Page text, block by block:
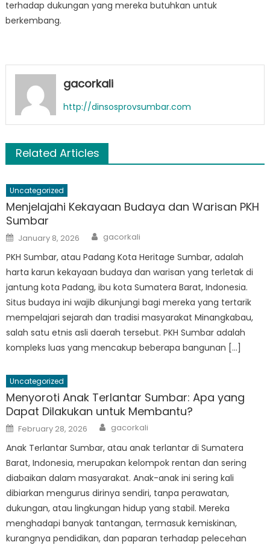
terhadap dukungan yang mereka butuhkan untuk
berkembang.
gacorkali
http://dinsosprovsumbar.com
Related Articles
Uncategorized
Menjelajahi Kekayaan Budaya dan Warisan PKH
Sumbar
Posted
on
January 8, 2026 Author
gacorkali
PKH Sumbar, atau Padang Kota Heritage Sumbar, adalah
harta karun kekayaan budaya dan warisan yang terletak di
jantung kota Padang, ibu kota Sumatera Barat, Indonesia.
Situs budaya ini wajib dikunjungi bagi mereka yang tertarik
mempelajari sejarah dan tradisi masyarakat Minangkabau,
salah satu etnis asli daerah tersebut. PKH Sumbar adalah
kompleks luas yang mencakup beberapa bangunan […]
Uncategorized
Menyoroti Anak Terlantar Sumbar: Apa yang
Dapat Dilakukan untuk Membantu?
Posted
on
February 28, 2026 Author
gacorkali
Anak Terlantar Sumbar, atau anak terlantar di Sumatera
Barat, Indonesia, merupakan kelompok rentan dan sering
diabaikan dalam masyarakat. Anak-anak ini sering kali
dibiarkan mengurus dirinya sendiri, tanpa perawatan,
dukungan, atau lingkungan hidup yang stabil. Mereka
menghadapi banyak tantangan, termasuk kemiskinan,
kurangnya pendidikan, dan paparan terhadap pelecehan